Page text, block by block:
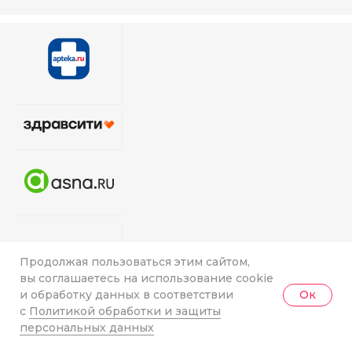
Продолжая пользоваться этим сайтом,
вы соглашаетесь на использование cookie
и обработку данных в соответствии
с Политикой обработки и защиты
персональных данных
Ок